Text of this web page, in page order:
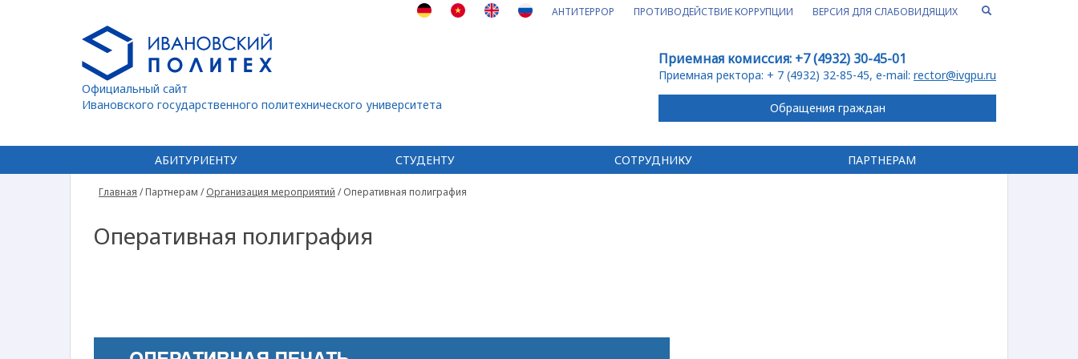
ВЕРСИЯ ДЛЯ СЛАБОВИДЯЩИХ
ПРОТИВОДЕЙСТВИЕ КОРРУПЦИИ
АНТИТЕРРОР
Официальный сайт
Ивановского государственного политехнического университета
Приемная комиссия: +7 (4932) 30-45-01
Приемная ректора: + 7 (4932) 32-85-45, e-mail: rector@ivgpu.ru
Обращения граждан
АБИТУРИЕНТУ СТУДЕНТУ СОТРУДНИКУ ПАРТНЕРАМ
Главная /Партнерам /Организация мероприятий /Оперативная полиграфия
Оперативная полиграфия